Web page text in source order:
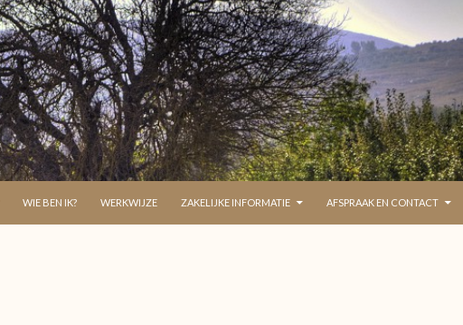
WIE BEN IK? WERKWIJZE ZAKELIJKE INFORMATIE AFSPRAAK EN CONTACT